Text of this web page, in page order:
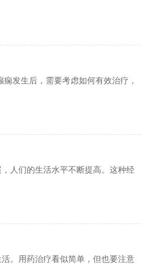
发生后，需要考虑如何有效治疗，
人们的生活水平不断提高。这种经
。用药治疗看似简单，但也要注意